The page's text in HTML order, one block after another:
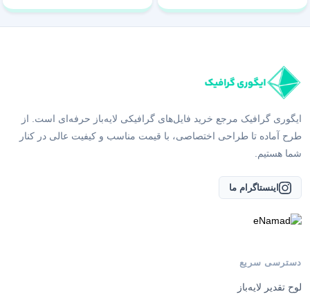
ایگوری گرافیک مرجع خرید فایل‌های گرافیکی لایه‌باز حرفه‌ای است. از
طرح آماده تا طراحی اختصاصی، با قیمت مناسب و کیفیت عالی در کنار
شما هستیم.
اینستاگرام ما
دسترسی سریع
لوح تقدیر لایه‌باز